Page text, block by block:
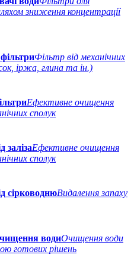
зниження концентрації
Фільтр від механічних
іржа, глина та ін.)
Ефективне очищення
сполук
залізаЕфективне очищення
сполук
сірководнюВидалення запаху
водиОчищення води
готових рішень